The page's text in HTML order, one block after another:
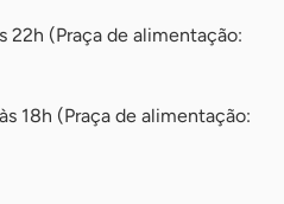
22h (Praça de alimentação:
18h (Praça de alimentação: